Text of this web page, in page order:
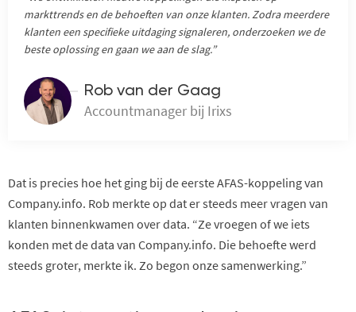
markttrends en de behoeften van onze klanten. Zodra meerdere
klanten een specifieke uitdaging signaleren, onderzoeken we de
beste oplossing en gaan we aan de slag.”
Rob van der Gaag
Accountmanager bij Irixs
Dat is precies hoe het ging bij de eerste AFAS-koppeling van
Company.info. Rob merkte op dat er steeds meer vragen van
klanten binnenkwamen over data. “Ze vroegen of we iets
konden met de data van Company.info. Die behoefte werd
steeds groter, merkte ik. Zo begon onze samenwerking.”